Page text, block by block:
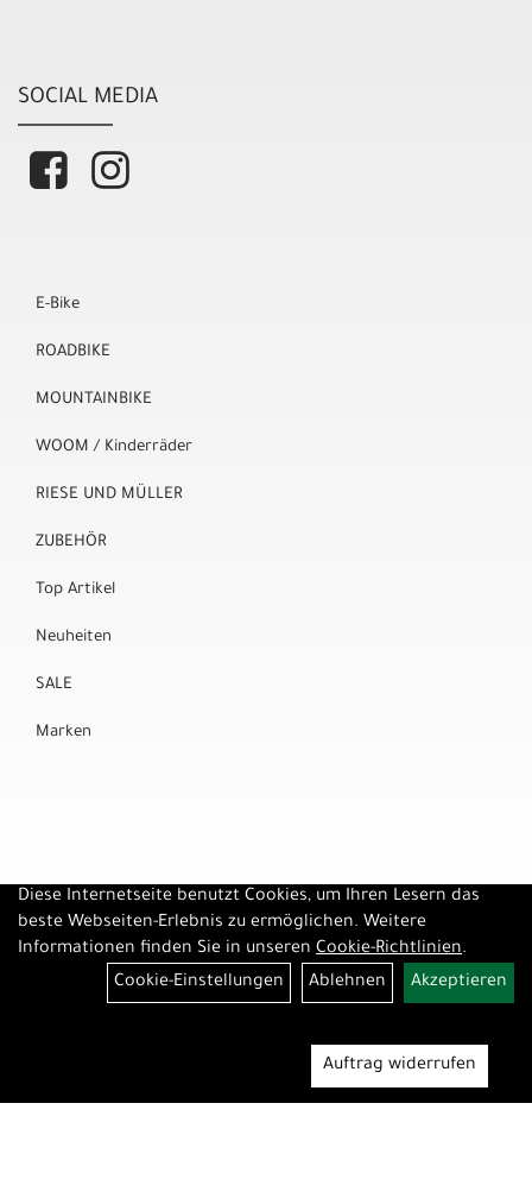
SOCIAL MEDIA
E-Bike
ROADBIKE
MOUNTAINBIKE
WOOM / Kinderräder
RIESE UND MÜLLER
ZUBEHÖR
Top Artikel
Neuheiten
SALE
Marken
Diese Internetseite benutzt Cookies, um Ihren Lesern das
beste Webseiten-Erlebnis zu ermöglichen. Weitere
Informationen finden Sie in unseren Cookie-Richtlinien.
Cookie-Einstellungen
Ablehnen Akzeptieren
Auftrag widerrufen